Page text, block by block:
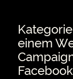
einem